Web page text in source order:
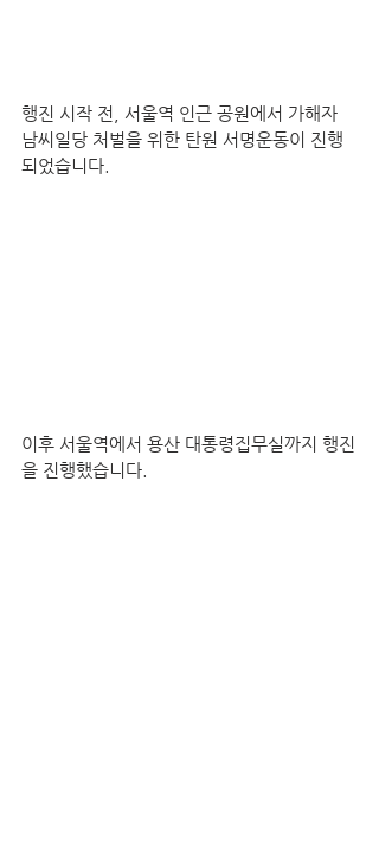
행진 시작 전, 서울역 인근 공원에서 가해자
남씨일당 처벌을 위한 탄원 서명운동이 진행
되었습니다.
이후 서울역에서 용산 대통령집무실까지 행진
을 진행했습니다.